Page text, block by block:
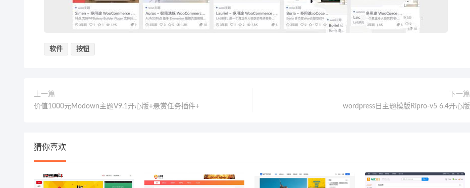
软件 按钮
上一篇
价值1000元Modown主题V9.1开心版+悬赏任务插件+
下一篇
wordpress日主题模版Ripro-v5 6.4开心版
猜你喜欢